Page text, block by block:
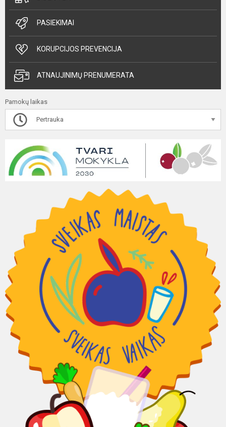
PASIEKIMAI
KORUPCIJOS PREVENCIJA
ATNAUJINIMŲ PRENUMERATA
Pamokų laikas
Pertrauka